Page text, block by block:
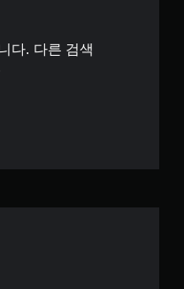
다. 다른 검색